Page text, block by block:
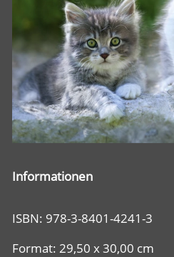
Informationen
ISBN: 978-3-8401-4241-3
Format: 29,50 x 30,00 cm